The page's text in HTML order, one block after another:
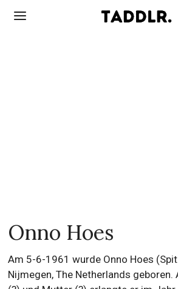
Onno Hoes
Am 5-6-1961 wurde Onno Hoes
Nijmegen, The Netherlands geboren.